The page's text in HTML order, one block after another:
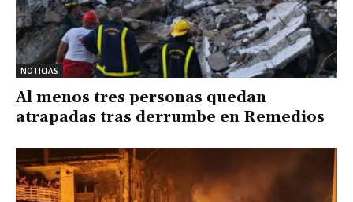
NOTICIAS
Al menos tres personas quedan
atrapadas tras derrumbe en Remedios